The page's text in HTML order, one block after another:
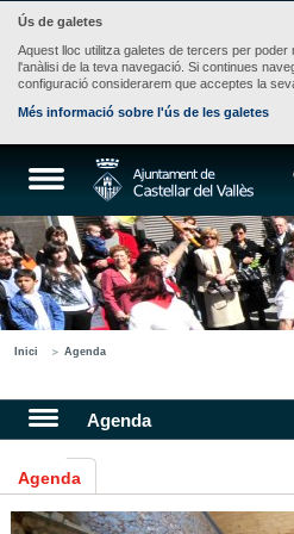
Ús de galetes
Aquest lloc utilitza galetes de tercers per
l'anàlisi de la teva navegació. Si continues
configuració considerarem que acceptes la
Més informació sobre l'ús de les galetes
Inici Agenda
Agenda
Agenda